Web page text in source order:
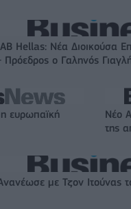
IAB Hellas: Νέα Διοικούσα
Πρόεδρος ο Γαληνός
η ευρωπαϊκή
Νέο
της
με Τζον Ιτούνας